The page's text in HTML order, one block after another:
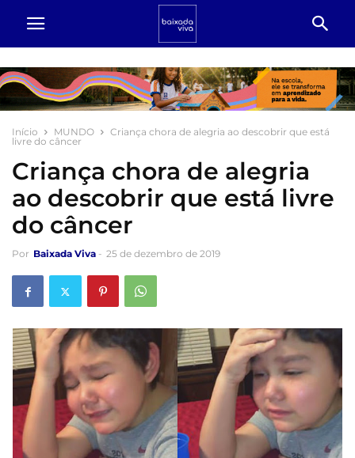
Início MUNDO
Criança chora de alegria ao descobrir que está
livre do câncer
Criança chora de alegria
ao descobrir que está livre
do câncer
Por Baixada Viva - 25 de dezembro de 2019